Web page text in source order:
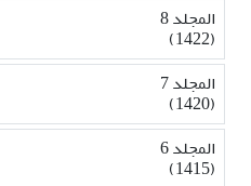
المجلد 8
(1422)
المجلد 7
(1420)
المجلد 6
(1415)